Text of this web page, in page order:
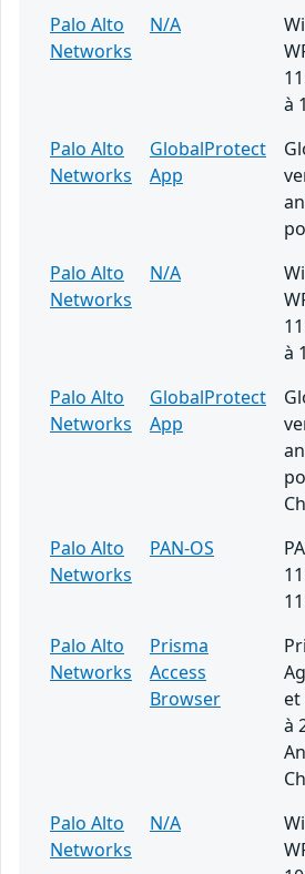
Palo Alto
Networks
N/A
à
Palo Alto
Networks
GlobalProtect
App
Palo Alto
Networks
N/A
à
Palo Alto
Networks
GlobalProtect
App
Palo Alto
Networks
PAN-OS
Palo Alto
Networks
Prisma
Access
Browser
et
à
Palo Alto
Networks
N/A